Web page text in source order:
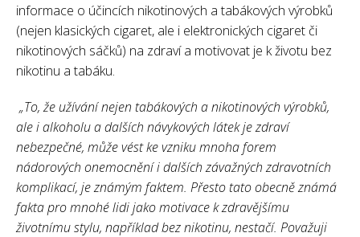
informace o účincích nikotinových a tabákových výrobků
(nejen klasických cigaret, ale i elektronických cigaret či
nikotinových sáčků) na zdraví a motivovat je k životu bez
nikotinu a tabáku.
„To, že užívání nejen tabákových a nikotinových výrobků,
ale i alkoholu a dalších návykových látek je zdraví
nebezpečné, může vést ke vzniku mnoha forem
nádorových onemocnění i dalších závažných zdravotních
komplikací, je známým faktem. Přesto tato obecně známá
fakta pro mnohé lidi jako motivace k zdravějšímu
životnímu stylu, například bez nikotinu, nestačí. Považuji